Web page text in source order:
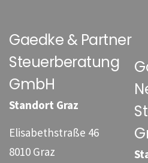
Gaedke & Partner
Steuerberatung
GmbH
Standort Graz
Elisabethstraße 46
8010 Graz